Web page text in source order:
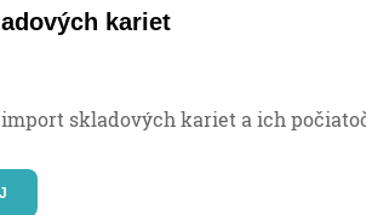
kariet
skladových kariet a ich